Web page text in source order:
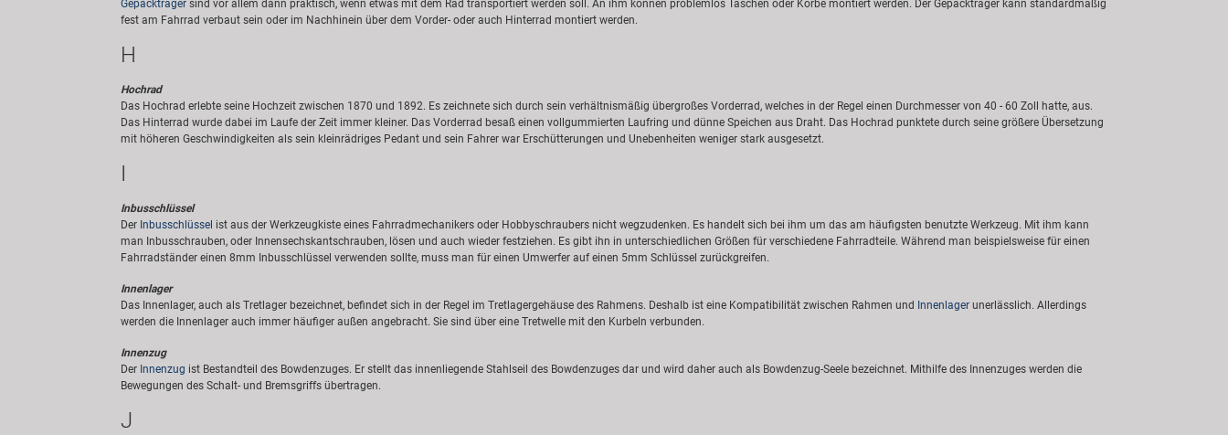
Gepäckträger sind vor allem dann praktisch, wenn etwas mit dem Rad transportiert werden soll. An ihm können problemlos Taschen oder Körbe montiert werden. Der Gepäckträger kann standardmäßig
fest am Fahrrad verbaut sein oder im Nachhinein über dem Vorder- oder auch Hinterrad montiert werden.
H
Hochrad
Das Hochrad erlebte seine Hochzeit zwischen 1870 und 1892. Es zeichnete sich durch sein verhältnismäßig übergroßes Vorderrad, welches in der Regel einen Durchmesser von 40 - 60 Zoll hatte, aus.
Das Hinterrad wurde dabei im Laufe der Zeit immer kleiner. Das Vorderrad besaß einen vollgummierten Laufring und dünne Speichen aus Draht. Das Hochrad punktete durch seine größere Übersetzung
mit höheren Geschwindigkeiten als sein kleinrädriges Pedant und sein Fahrer war Erschütterungen und Unebenheiten weniger stark ausgesetzt.
I
Inbusschlüssel
Der Inbusschlüssel ist aus der Werkzeugkiste eines Fahrradmechanikers oder Hobbyschraubers nicht wegzudenken. Es handelt sich bei ihm um das am häufigsten benutzte Werkzeug. Mit ihm kann
man Inbusschrauben, oder Innensechskantschrauben, lösen und auch wieder festziehen. Es gibt ihn in unterschiedlichen Größen für verschiedene Fahrradteile. Während man beispielsweise für einen
Fahrradständer einen 8mm Inbusschlüssel verwenden sollte, muss man für einen Umwerfer auf einen 5mm Schlüssel zurückgreifen.
Innenlager
Das Innenlager, auch als Tretlager bezeichnet, befindet sich in der Regel im Tretlagergehäuse des Rahmens. Deshalb ist eine Kompatibilität zwischen Rahmen und Innenlager unerlässlich. Allerdings
werden die Innenlager auch immer häufiger außen angebracht. Sie sind über eine Tretwelle mit den Kurbeln verbunden.
Innenzug
Der Innenzug ist Bestandteil des Bowdenzuges. Er stellt das innenliegende Stahlseil des Bowdenzuges dar und wird daher auch als Bowdenzug-Seele bezeichnet. Mithilfe des Innenzuges werden die
Bewegungen des Schalt- und Bremsgriffs übertragen.
J